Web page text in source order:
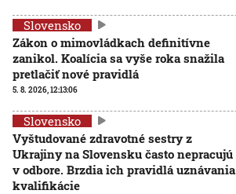
Slovensko
Zákon o mimovládkach definitívne
zanikol. Koalícia sa vyše roka snažila
pretlačiť nové pravidlá
5. 8. 2026, 12:13:06
Slovensko
Vyštudované zdravotné sestry z
Ukrajiny na Slovensku často nepracujú
v odbore. Brzdia ich pravidlá uznávania
kvalifikácie